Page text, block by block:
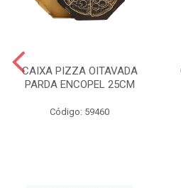
CAIXA PIZZA OITAVADA
PARDA ENCOPEL 25CM
Código: 59460